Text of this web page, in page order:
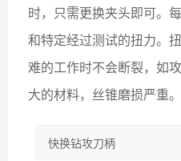
时，只需更换夹头即可。
和特定经过测试的扭力。
难的工作时不会断裂，如
大的材料，丝锥磨损严重。